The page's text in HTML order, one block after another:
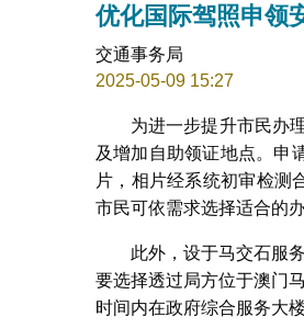
优化国际驾照申领
交通事务局
2025-05-09 15:27
为进一步提升市民办
及增加自助领证地点。申
片，相片经系统初审检测
市民可依需求选择适合的办
此外，设于马交石服
要选择透过局方位于澳门
时间内在政府综合服务大